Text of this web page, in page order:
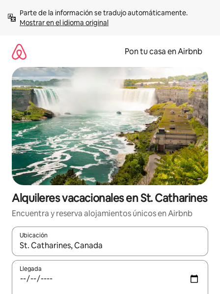
contenidoMostrar en el idioma original
Pon tu casa en Airbnb
Alquileres vacacionales en St. Catharines
Encuentra y reserva alojamientos únicos en Airbnb
Ubicación
Cuando los resultados estén disponibles, navega con las
Llegada